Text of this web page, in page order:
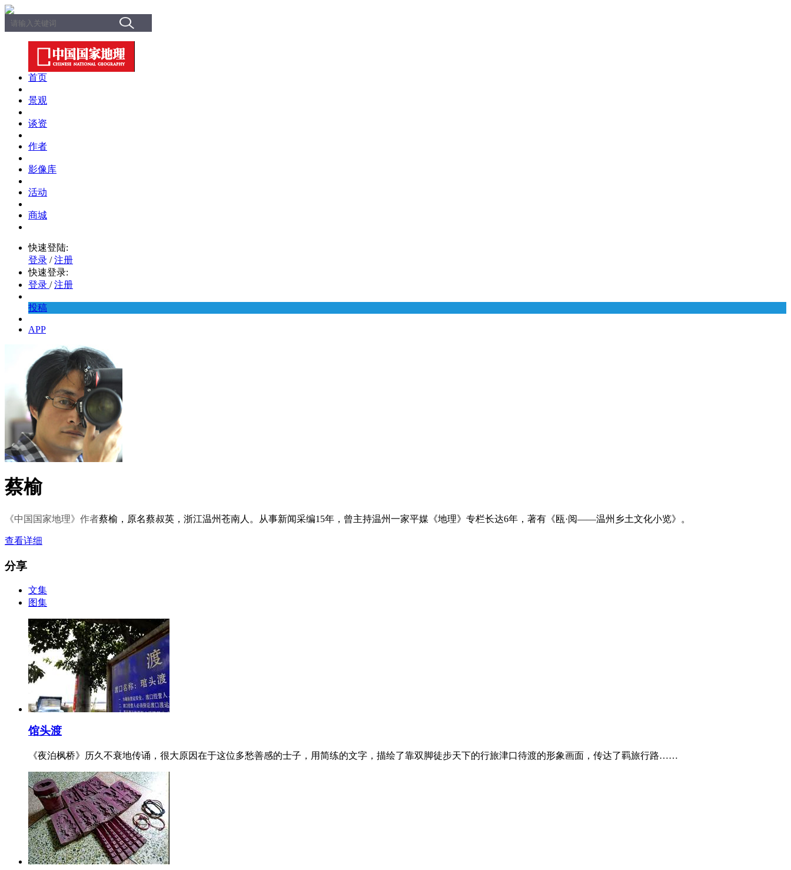
首页
景观
谈资
作者
影像库
活动
商城
快速登陆:
登录 / 注册
快速登录:
登录 / 注册
投稿
APP
蔡榆
《中国国家地理》作者蔡榆，原名蔡叔英，浙江温州苍南人。从事新闻采编15年，曾主持温州一家平媒《地理》专栏长达6年，著有《瓯·阅——温州乡土文化小览》。
查看详细
分享
文集
图集
馆头渡
《夜泊枫桥》历久不衰地传诵，很大原因在于这位多愁善感的士子，用简练的文字，描绘了靠双脚徒步天下的行旅津口待渡的形象画面，传达了羁旅行路……